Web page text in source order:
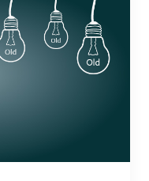
最终指导我们的行
要从蛛丝马迹中找
要对收集到的数据进
的房间一样，将物
可以将链接按照来
本链接、图片链
性等进行分类。 清
的结构，为后续的
需要分析不同类型
。它可以帮助你了
以及如何更好地优
多的流量。 1. 竞争
使用 Ahrefs 的网站
名，即可全面了解
他们的链接来源、
他们的成功经验，
更重要的是，你可
全球范围内获得更
擎优化策略可以帮
度，最终带来更高
你揭秘一系列强大且
我们会深入探讨每
些实际操作的建
位目标用户，让你
终实现业务的蓬勃
搜索引擎优化的奇